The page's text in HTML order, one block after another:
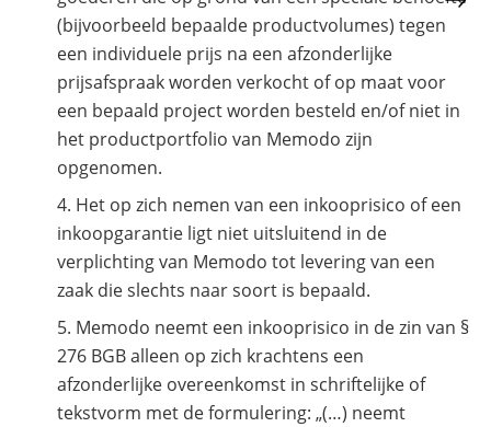
(bijvoorbeeld bepaalde productvolumes) tegen
een individuele prijs na een afzonderlijke
prijsafspraak worden verkocht of op maat voor
een bepaald project worden besteld en/of niet in
het productportfolio van Memodo zijn
opgenomen.
Het op zich nemen van een inkooprisico of een
inkoopgarantie ligt niet uitsluitend in de
verplichting van Memodo tot levering van een
zaak die slechts naar soort is bepaald.
Memodo neemt een inkooprisico in de zin van §
276 BGB alleen op zich krachtens een
afzonderlijke overeenkomst in schriftelijke of
tekstvorm met de formulering: „(…) neemt